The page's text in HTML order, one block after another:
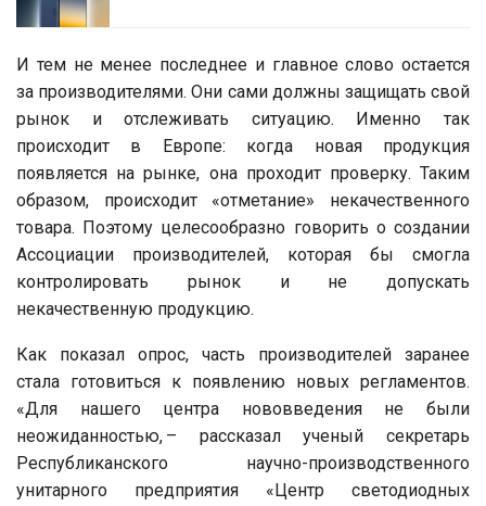
И тем не менее последнее и главное слово остается
за производителями. Они сами должны защищать свой
рынок и отслеживать ситуацию. Именно так
происходит в Европе: когда новая продукция
появляется на рынке, она проходит проверку. Таким
образом, происходит «отметание» некачественного
товара. Поэтому целесообразно говорить о создании
Ассоциации производителей, которая бы смогла
контролировать рынок и не допускать
некачественную продукцию.
Как показал опрос, часть производителей заранее
стала готовиться к появлению новых регламентов.
«Для нашего центра нововведения не были
неожиданностью, – рассказал ученый секретарь
Республиканского научно-производственного
унитарного предприятия «Центр светодиодных